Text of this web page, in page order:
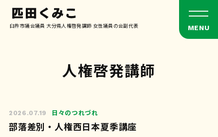
臼杵市議会議員 大分県人権啓発講師 女性議員の会副代表
人権啓発講師
2026.07.19 日々のつれづれ
部落差別・人権西日本夏季講座